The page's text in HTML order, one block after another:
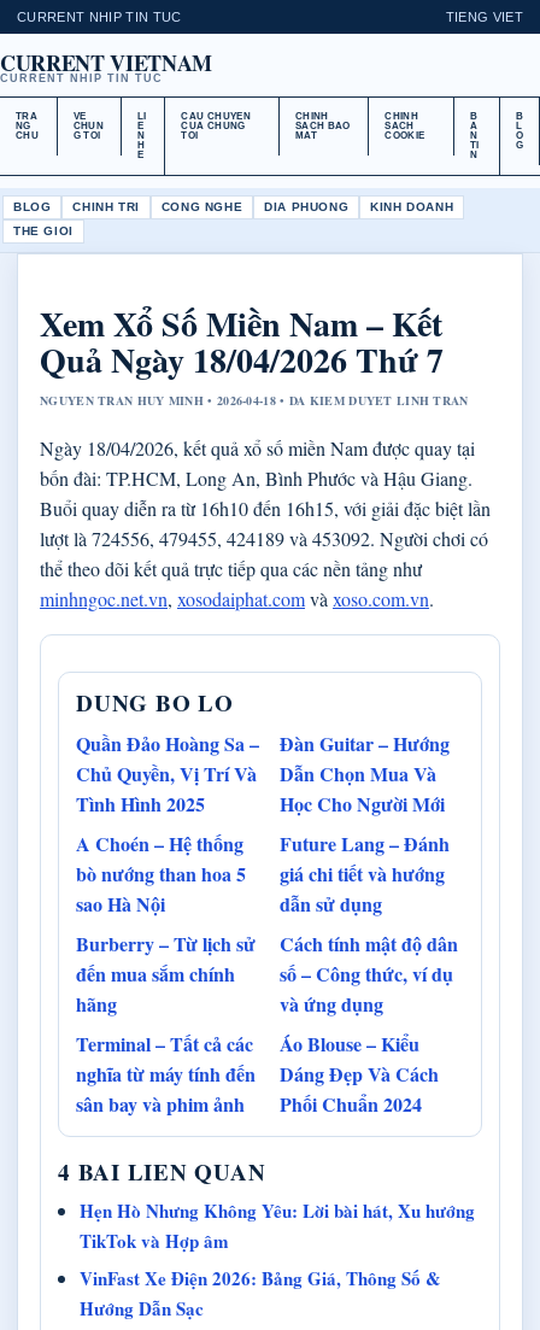
CURRENT NHIP TIN TUC TIENG VIET
CURRENT VIETNAM
CURRENT NHIP TIN TUC
TRA
NG
CHU
VE
CHUN
G TOI
LI
E
N
H
E
CAU CHUYEN
CUA CHUNG
TOI
CHINH
SACH BAO
MAT
CHINH
SACH
COOKIE
B
A
N
TI
N
B
L
O
G
BLOG CHINH TRI CONG NGHE DIA PHUONG
KINH DOANH
THE GIOI
Xem Xổ Số Miền Nam – Kết
Quả Ngày 18/04/2026 Thứ 7
NGUYEN TRAN HUY MINH • 2026-04-18 • DA KIEM DUYET LINH TRAN
Ngày 18/04/2026, kết quả xổ số miền Nam được quay tại
bốn đài: TP.HCM, Long An, Bình Phước và Hậu Giang.
Buổi quay diễn ra từ 16h10 đến 16h15, với giải đặc biệt lần
lượt là 724556, 479455, 424189 và 453092. Người chơi có
thể theo dõi kết quả trực tiếp qua các nền tảng như
minhngoc.net.vn, xosodaiphat.comvà xoso.com.vn.
DUNG BO LO
Quần Đảo Hoàng Sa –
Chủ Quyền, Vị Trí Và
Tình Hình 2025
Đàn Guitar – Hướng
Dẫn Chọn Mua Và
Học Cho Người Mới
A Choén – Hệ thống
bò nướng than hoa 5
sao Hà Nội
Future Lang – Đánh
giá chi tiết và hướng
dẫn sử dụng
Burberry – Từ lịch sử
đến mua sắm chính
hãng
Cách tính mật độ dân
số – Công thức, ví dụ
và ứng dụng
Terminal – Tất cả các
nghĩa từ máy tính đến
sân bay và phim ảnh
Áo Blouse – Kiểu
Dáng Đẹp Và Cách
Phối Chuẩn 2024
4 BAI LIEN QUAN
Hẹn Hò Nhưng Không Yêu: Lời bài hát, Xu hướng
TikTok và Hợp âm
VinFast Xe Điện 2026: Bảng Giá, Thông Số &
Hướng Dẫn Sạc